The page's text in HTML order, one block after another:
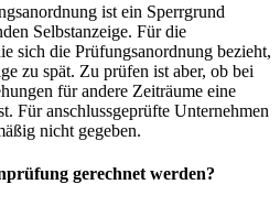
ist ein Sperrgrund
Selbstanzeige. Für die
sich die Prüfungsanordnung bezieht,
zu spät. Zu prüfen ist aber, ob bei
für andere Zeiträume eine
Für anschlussgeprüfte Unternehmen
nicht gegeben.
gerechnet werden?